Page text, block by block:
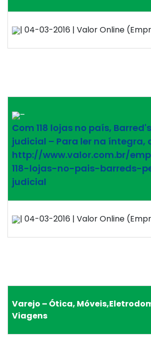
| 04-03-2016 | Valor Online
–
Com 118 lojas no país,
judicial – Para ler na íntegra,
http://www.valor.com.br/
118-lojas-no-pais-barreds-
judicial
| 04-03-2016 | Valor Online
Varejo – Ótica,
Viagens